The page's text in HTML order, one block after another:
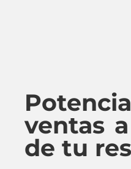
ventas
de tu